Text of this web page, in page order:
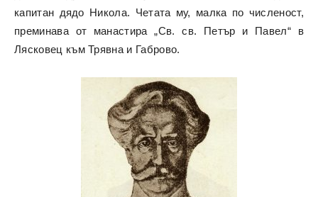
капитан дядо Никола. Четата му, малка по численост,
преминава от манастира „Св. св. Петър и Павел“ в
Лясковец към Трявна и Габрово.